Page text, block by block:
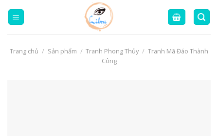
Trang chủ / Sản phẩm / Tranh Phong Thủy / Tranh Mã Đáo Thành
Công